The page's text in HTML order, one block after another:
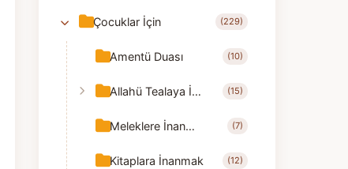
Çocuklar İçin (229)
Amentü Duası (10)
Allahü Tealaya İnanmak (15)
Meleklere İnanmak (7)
Kitaplara İnanmak (12)